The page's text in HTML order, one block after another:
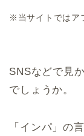
※当サイトではア
SNSなどで見
でしょうか。
「インパ」の